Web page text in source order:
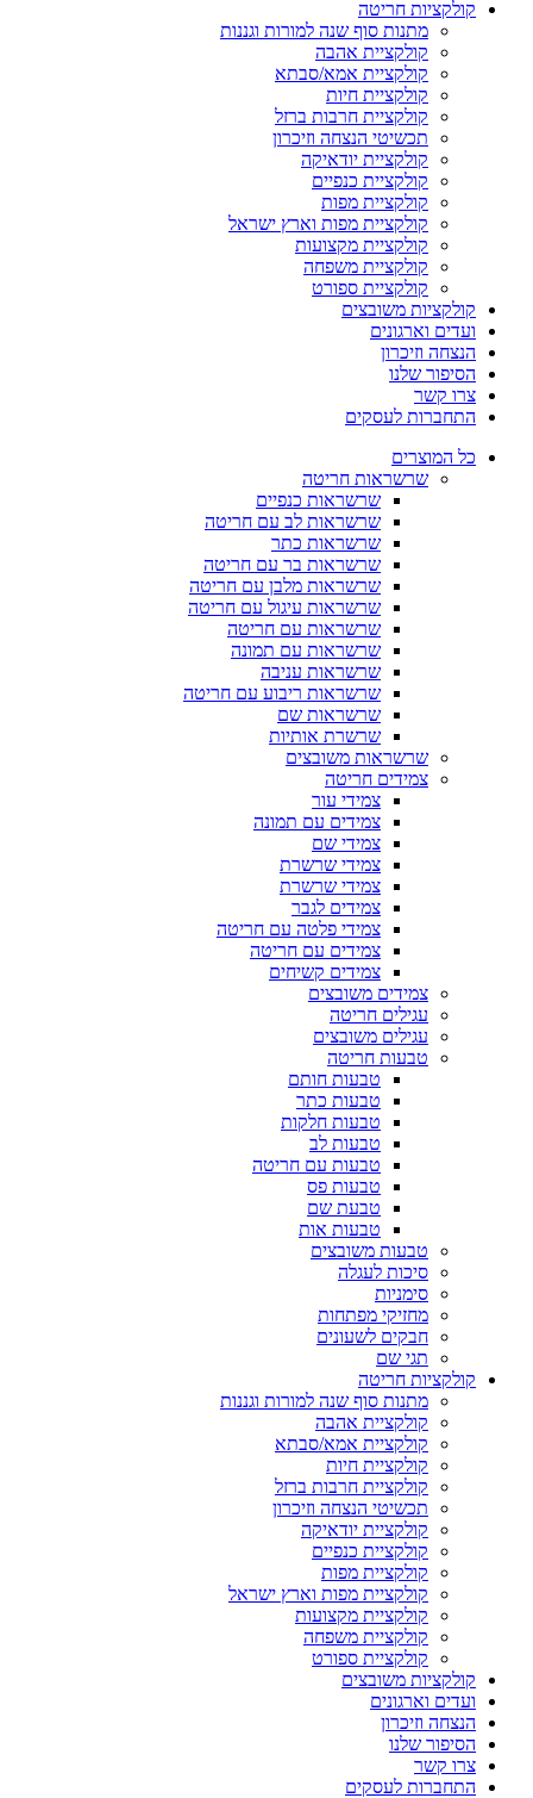
קולקציות חריטה
מתנות סוף שנה למורות וגננות
קולקציית אהבה
קולקציית אמא/סבתא
קולקציית חיות
קולקציית חרבות ברזל
תכשיטי הנצחה וזיכרון
קולקציית יודאיקה
קולקציית כנפיים
קולקציית מפות
קולקציית מפות וארץ ישראל
קולקציית מקצועות
קולקציית משפחה
קולקציית ספורט
קולקציות משובצים
ועדים וארגונים
הנצחה וזיכרון
הסיפור שלנו
צרו קשר
התחברות לעסקים
כל המוצרים
שרשראות חריטה
שרשראות כנפיים
שרשראות לב עם חריטה
שרשראות כתר
שרשראות בר עם חריטה
שרשראות מלבן עם חריטה
שרשראות עיגול עם חריטה
שרשראות עם חריטה
שרשראות עם תמונה
שרשראות עניבה
שרשראות ריבוע עם חריטה
שרשראות שם
שרשרת אותיות
שרשראות משובצים
צמידים חריטה
צמידי עור
צמידים עם תמונה
צמידי שם
צמידי שרשרת
צמידי שרשרת
צמידים לגבר
צמידי פלטה עם חריטה
צמידים עם חריטה
צמידים קשיחים
צמידים משובצים
עגילים חריטה
עגילים משובצים
טבעות חריטה
טבעות חותם
טבעות כתר
טבעות חלקות
טבעות לב
טבעות עם חריטה
טבעות פס
טבעת שם
טבעות אות
טבעות משובצים
סיכות לעגלה
סימניות
מחזיקי מפתחות
חבקים לשעונים
תגי שם
קולקציות חריטה
מתנות סוף שנה למורות וגננות
קולקציית אהבה
קולקציית אמא/סבתא
קולקציית חיות
קולקציית חרבות ברזל
תכשיטי הנצחה וזיכרון
קולקציית יודאיקה
קולקציית כנפיים
קולקציית מפות
קולקציית מפות וארץ ישראל
קולקציית מקצועות
קולקציית משפחה
קולקציית ספורט
קולקציות משובצים
ועדים וארגונים
הנצחה וזיכרון
הסיפור שלנו
צרו קשר
התחברות לעסקים